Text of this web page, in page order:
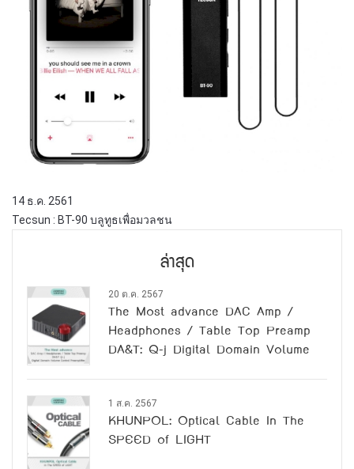
14 ธ.ค. 2561
Tecsun : BT-90 บลูทูธเพื่อมวลชน
ล่าสุด
20 ต.ค. 2567
The Most advance DAC Amp /
Headphones / Table Top Preamp
DA&T: Q-j Digital Domain Volume
1 ส.ค. 2567
KHUNPOL: Optical Cable In The
SPEED of LIGHT